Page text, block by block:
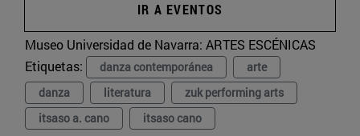
IR A EVENTOS
Museo Universidad de Navarra: ARTES ESCÉNICAS
Etiquetas:
danza contemporánea
arte
danza
literatura
zuk performing arts
itsaso a. cano
itsaso cano